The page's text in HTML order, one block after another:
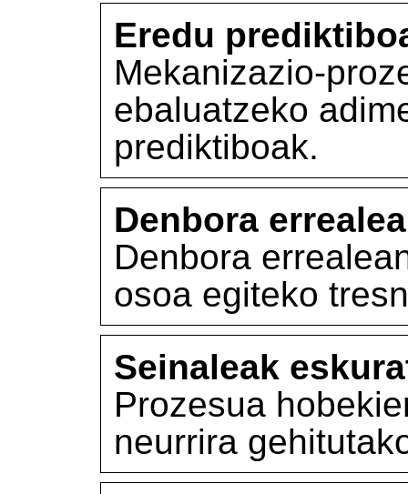
Eredu
Mekanizazio-
ebaluatzeko
prediktiboak.
Denbora
Denbora
osoa egiteko
Seinaleak
Prozesua
neurrira